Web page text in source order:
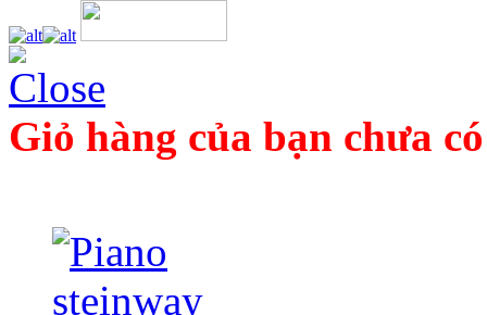
Giỏ hàng của bạn chưa